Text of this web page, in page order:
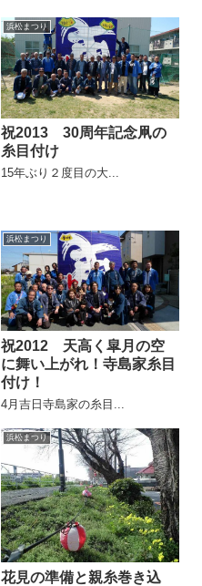
浜松まつり
祝2013 30周年記念凧の
糸目付け
15年ぶり２度目の大...
浜松まつり
祝2012 天高く皐月の空
に舞い上がれ！寺島家糸目
付け！
4月吉日寺島家の糸目...
浜松まつり
花見の準備と親糸巻き込